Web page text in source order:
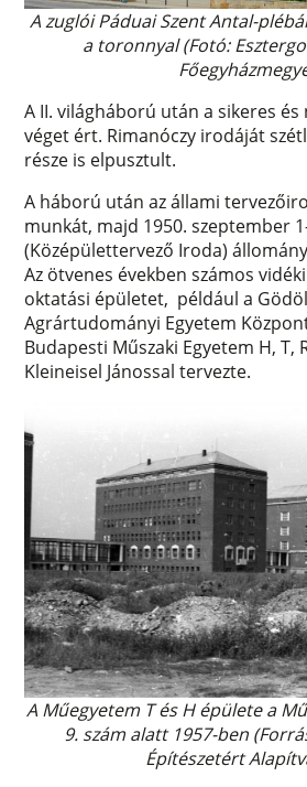
A zuglói Páduai Szent Antal-
a toronnyal (Fotó:
A II. világháború után a sikeres és
véget ért. Rimanóczy irodáját
része is elpusztult.
A háború után az állami
munkát, majd 1950. szeptember
(Középülettervező Iroda)
Az ötvenes években számos
oktatási épületet, például a
Agrártudományi Egyetem
Budapesti Műszaki Egyetem H, T,
Kleineisel Jánossal tervezte.
A Műegyetem T és H épülete a
9. szám alatt 1957-ben
Építészetért